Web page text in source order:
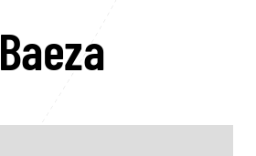
Baeza